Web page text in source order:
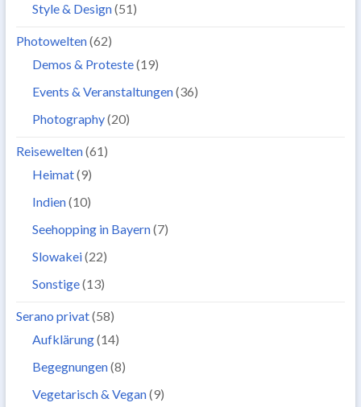
Style & Design(51)
Photowelten(62)
Demos & Proteste(19)
Events & Veranstaltungen(36)
Photography(20)
Reisewelten(61)
Heimat(9)
Indien(10)
Seehopping in Bayern(7)
Slowakei(22)
Sonstige(13)
Serano privat(58)
Aufklärung(14)
Begegnungen(8)
Vegetarisch & Vegan(9)